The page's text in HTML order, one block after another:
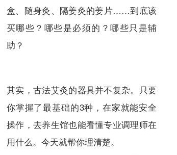
盒、随身灸、隔姜灸的姜片……到底该
买哪些？哪些是必须的？哪些只是辅
助？
其实，古法艾灸的器具并不复杂。只要
你掌握了最基础的3种，在家就能安全
操作，去养生馆也能看懂专业调理师在
用什么。今天就帮你理清楚。